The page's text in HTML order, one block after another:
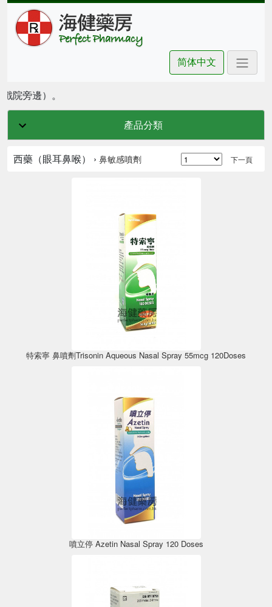
简体中文
院旁邊）。
產品分類
西藥（眼耳鼻喉） › 鼻敏感噴劑 下一頁
特索寧 鼻噴劑Trisonin Aqueous Nasal Spray 55mcg 120Doses
噴立停 Azetin Nasal Spray 120 Doses